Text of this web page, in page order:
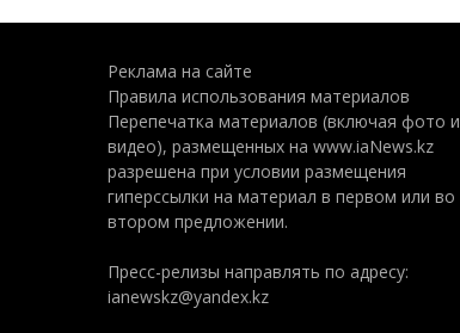
Реклама на сайте
Правила использования материалов
Перепечатка материалов (включая фото и
видео), размещенных на www.iaNews.kz
разрешена при условии размещения
гиперссылки на материал в первом или во
втором предложении.
Пресс-релизы направлять по адресу:
ianewskz@yandex.kz